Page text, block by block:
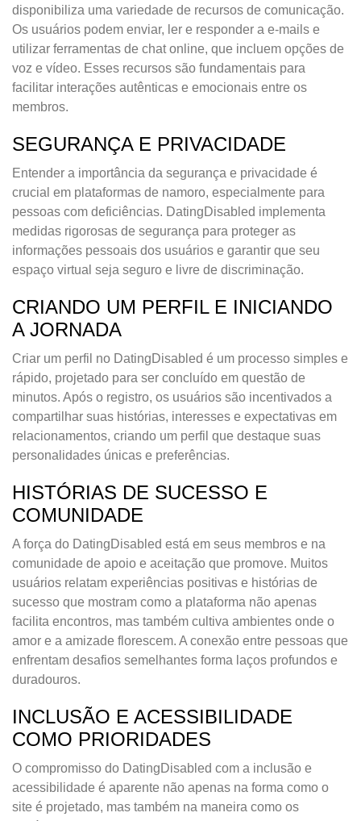
disponibiliza uma variedade de recursos de comunicação.
Os usuários podem enviar, ler e responder a e-mails e
utilizar ferramentas de chat online, que incluem opções de
voz e vídeo. Esses recursos são fundamentais para
facilitar interações autênticas e emocionais entre os
membros.
SEGURANÇA E PRIVACIDADE
Entender a importância da segurança e privacidade é
crucial em plataformas de namoro, especialmente para
pessoas com deficiências. DatingDisabled implementa
medidas rigorosas de segurança para proteger as
informações pessoais dos usuários e garantir que seu
espaço virtual seja seguro e livre de discriminação.
CRIANDO UM PERFIL E INICIANDO
A JORNADA
Criar um perfil no DatingDisabled é um processo simples e
rápido, projetado para ser concluído em questão de
minutos. Após o registro, os usuários são incentivados a
compartilhar suas histórias, interesses e expectativas em
relacionamentos, criando um perfil que destaque suas
personalidades únicas e preferências.
HISTÓRIAS DE SUCESSO E
COMUNIDADE
A força do DatingDisabled está em seus membros e na
comunidade de apoio e aceitação que promove. Muitos
usuários relatam experiências positivas e histórias de
sucesso que mostram como a plataforma não apenas
facilita encontros, mas também cultiva ambientes onde o
amor e a amizade florescem. A conexão entre pessoas que
enfrentam desafios semelhantes forma laços profundos e
duradouros.
INCLUSÃO E ACESSIBILIDADE
COMO PRIORIDADES
O compromisso do DatingDisabled com a inclusão e
acessibilidade é aparente não apenas na forma como o
site é projetado, mas também na maneira como os